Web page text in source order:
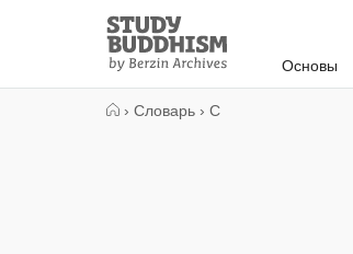
Study
Buddhism
Home
Основы
› Словарь › С